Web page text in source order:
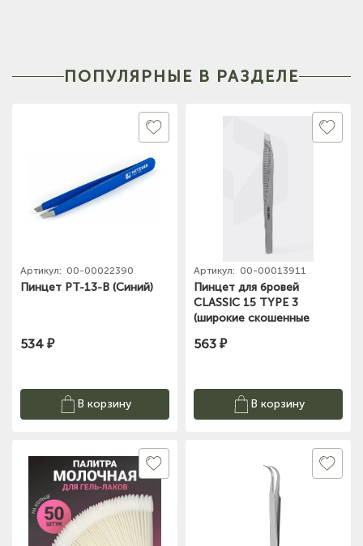
ПОПУЛЯРНЫЕ В РАЗДЕЛЕ
Артикул: 00-00022390
Пинцет PT-13-B (Синий)
534 ₽
В корзину
Артикул: 00-00013911
Пинцет для бровей
CLASSIC 15 TYPE 3
(широкие скошенные
563 ₽
В корзину